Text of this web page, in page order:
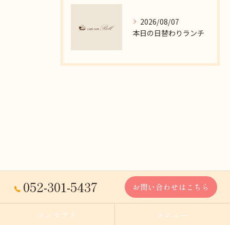
2026/08/07
本日の日替わりランチ
052-301-5437 お問い合わせはこちら
コンセプト メニュー